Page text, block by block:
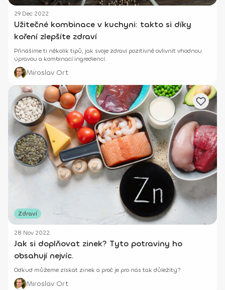
29 Dec 2022
Užitečné kombinace v kuchyni: takto si díky
koření zlepšíte zdraví
Přinášíme ti několik tipů, jak svoje zdraví pozitivně ovlivnit vhodnou
úpravou a kombinací ingrediencí.
Miroslav Ort
Zdraví
28 Nov 2022
Jak si doplňovat zinek? Tyto potraviny ho
obsahují nejvíc.
Odkud můžeme získat zinek a proč je pro nás tak důležitý?
Miroslav Ort